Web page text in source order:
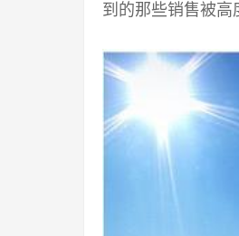
到的那些销售被高